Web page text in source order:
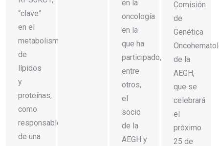
“clave”
en el
metabolismo
de
lípidos
y
proteínas,
como
responsables
de una
en la
oncología
en la
que ha
participado,
entre
otros,
el
socio
de la
AEGH y
Comisión
de
Genética
de la
AEGH,
que se
celebrará
el
próximo
25 de